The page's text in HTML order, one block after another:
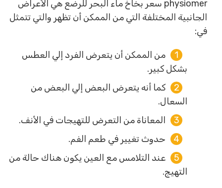
physiomer سعر بخاخ ماء البحر للرضع هي الأعراض
الجانبية المختلفة التي من الممكن أن تظهر والتي تتمثل
في:
من الممكن أن يتعرض الفرد إلي العطس
بشكل كبير.
كما أنه يتعرض البعض إلي البعض من
السعال.
المعاناة من التعرض للتهيجات في الأنف.
حدوث تغيير في طعم الفم.
عند التلامس مع العين يكون هناك حالة من
التهيج.